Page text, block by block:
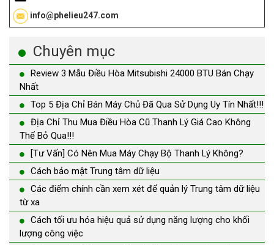
info@phelieu247.com
Chuyên mục
Review 3 Mẫu Điều Hòa Mitsubishi 24000 BTU Bán Chạy
Nhất
Top 5 Địa Chỉ Bán Máy Chủ Đã Qua Sử Dụng Uy Tín Nhất!!!
Địa Chỉ Thu Mua Điều Hòa Cũ Thanh Lý Giá Cao Không
Thể Bỏ Qua!!!
[Tư Vấn] Có Nên Mua Máy Chạy Bộ Thanh Lý Không?
Cách bảo mật Trung tâm dữ liệu
Các điểm chính cần xem xét để quản lý Trung tâm dữ liệu
từ xa
Cách tối ưu hóa hiệu quả sử dụng năng lượng cho khối
lượng công việc